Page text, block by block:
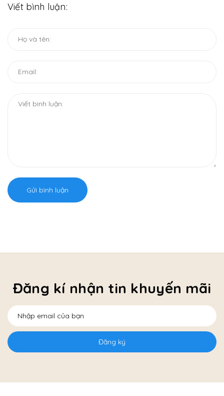
Viết bình luận:
Gửi bình luận
Đăng kí nhận tin khuyến mãi
Đăng ký